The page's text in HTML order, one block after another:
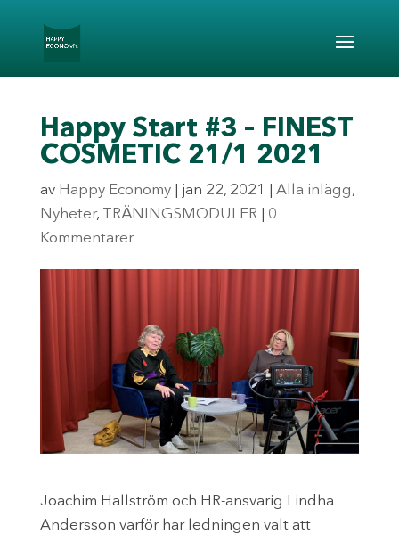
Happy Start #3 – FINEST
COSMETIC 21/1 2021
av Happy Economy| jan 22, 2021 Alla inlägg,
Nyheter, TRÄNINGSMODULER| 0
Kommentarer
Joachim Hallström och HR-ansvarig Lindha
Andersson varför har ledningen valt att